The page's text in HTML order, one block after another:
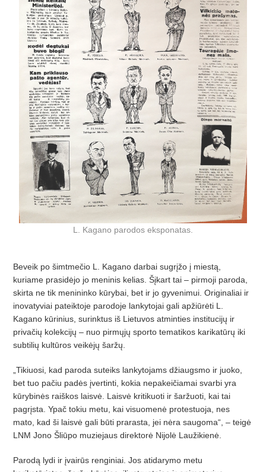
L. Kagano parodos eksponatas.
Beveik po šimtmečio L. Kagano darbai sugrįžo į miestą,
kuriame prasidėjo jo meninis kelias. Šįkart tai – pirmoji paroda,
skirta ne tik menininko kūrybai, bet ir jo gyvenimui. Originaliai ir
inovatyviai pateiktoje parodoje lankytojai gali apžiūrėti L.
Kagano kūrinius, surinktus iš Lietuvos atminties institucijų ir
privačių kolekcijų – nuo pirmųjų sporto tematikos karikatūrų iki
subtilių kultūros veikėjų šaržų.
„Tikiuosi, kad paroda suteiks lankytojams džiaugsmo ir juoko,
bet tuo pačiu padės įvertinti, kokia nepakeičiamai svarbi yra
kūrybinės raiškos laisvė. Laisvė kritikuoti ir šaržuoti, kai tai
pagrįsta. Ypač tokiu metu, kai visuomenė protestuoja, nes
mato, kad ši laisvė gali būti prarasta, jei nėra saugoma“, – teigė
LNM Jono Šliūpo muziejaus direktorė Nijolė Laužikienė.
Parodą lydi ir įvairūs renginiai. Jos atidarymo metu